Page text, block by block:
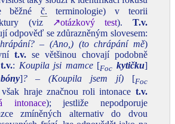
běžné č. terminologie) v teorii
(viz
↗otázkový test). T.v.
odpověď se zdůrazněným slovesem:
– (Ano,) (to chrápání mě)
t.v.se většinou chovají podobně
t.v.: Koupila jsi mamce[Foc kytičku]
]? – (Koupila jsem jí)[Foc
hraje značnou roli intonace t.v.
intonace); jestliže nepodporuje
zmíněných alternativ do dvou